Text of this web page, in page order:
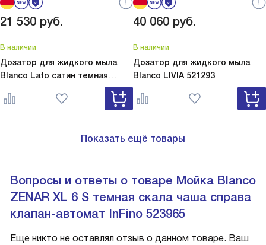
21 530 руб.
В наличии
Дозатор для жидкого мыла
Blanco Lato сатин темная
Lato сатин темная сталь
527743
40 060 руб.
В наличии
Дозатор для жидкого мыла
Blanco LIVIA 521293
Показать ещё товары
Вопросы и ответы о товаре Мойка Blanco
ZENAR XL 6 S темная скала чаша справа
клапан-автомат InFino 523965
Еще никто не оставлял отзыв о данном товаре. Ваш